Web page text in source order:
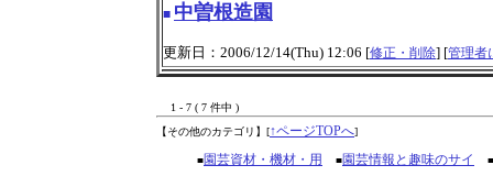
■ 中曽根造園
更新日：2006/12/14(Thu) 12:06 [修正・削除] [管理者
1 - 7 ( 7 件中 )
【その他のカテゴリ】 [↑ページTOPへ]
■園芸資材・機材・用
■園芸情報と趣味のサイ
■